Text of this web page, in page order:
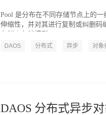
Pool 是分布在不同存储节点上的一
伸缩性，并对其进行复制或纠删码
DAOS 分布式 异步 对象
DAOS 分布式异步